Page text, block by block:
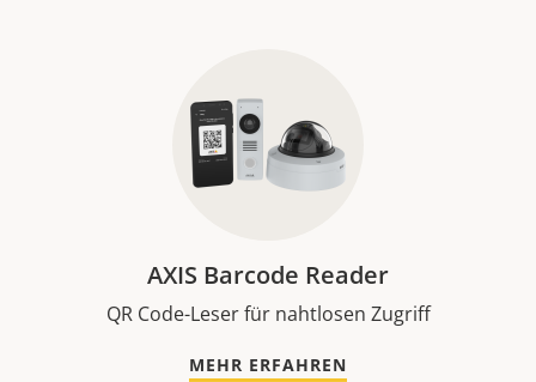
AXIS Barcode Reader
QR Code-Leser für nahtlosen Zugriff
MEHR ERFAHREN